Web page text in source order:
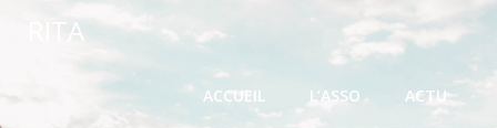
RITA
ACCUEIL L’ASSO ACTU